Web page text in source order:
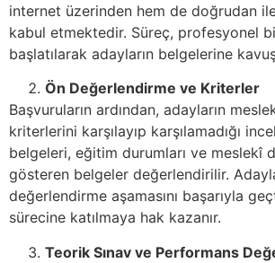
internet üzerinden hem de doğrudan
kabul etmektedir. Süreç, profesyonel
başlatılarak adayların belgelerine
Ön Değerlendirme ve Kriterler
Başvuruların ardından, adayların
kriterlerini karşılayıp karşılamadığı
belgeleri, eğitim durumları ve meslekî
gösteren belgeler değerlendirilir.
değerlendirme aşamasını başarıyla
sürecine katılmaya hak kazanır.
Teorik Sınav ve Performans